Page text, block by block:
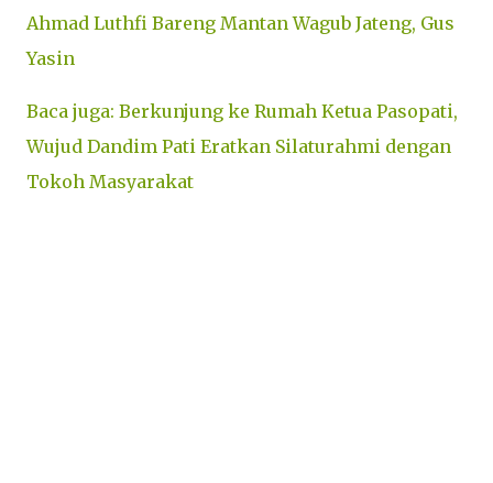
Ahmad Luthfi Bareng Mantan Wagub Jateng, Gus
Yasin
Baca juga: Berkunjung ke Rumah Ketua Pasopati,
Wujud Dandim Pati Eratkan Silaturahmi dengan
Tokoh Masyarakat